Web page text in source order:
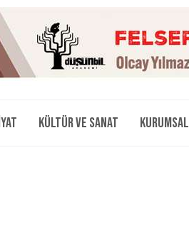
Kültür ve Sanat Kurumsal